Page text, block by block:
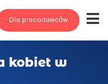
Dla pracodawców
kobiet w